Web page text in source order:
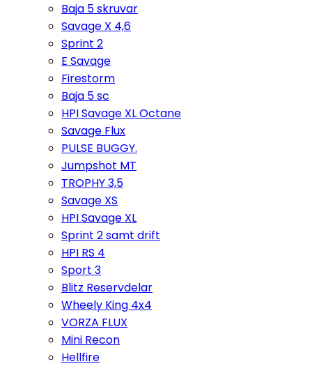
Baja 5 skruvar
Savage X 4,6
Sprint 2
E Savage
Firestorm
Baja 5 sc
HPI Savage XL Octane
Savage Flux
PULSE BUGGY.
Jumpshot MT
TROPHY 3,5
Savage XS
HPI Savage XL
Sprint 2 samt drift
HPI RS 4
Sport 3
Blitz Reservdelar
Wheely King 4x4
VORZA FLUX
Mini Recon
Hellfire